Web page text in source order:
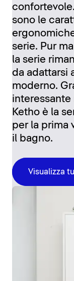
sono le
serie. Pur
la serie
da adattarsi
moderno.
Ketho è la
per la prima
il bagno.
Visualizza